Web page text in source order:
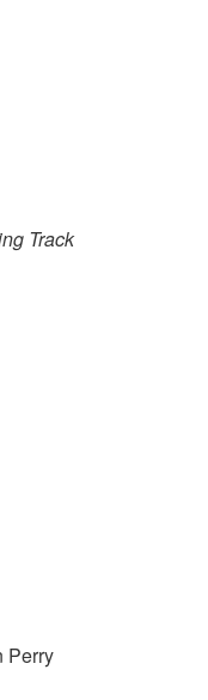
Track
Perry